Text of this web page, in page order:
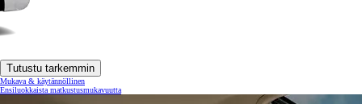
Tutustu tarkemmin
Mukava & käytännöllinen
Ensiluokkaista matkustusmukavuutta